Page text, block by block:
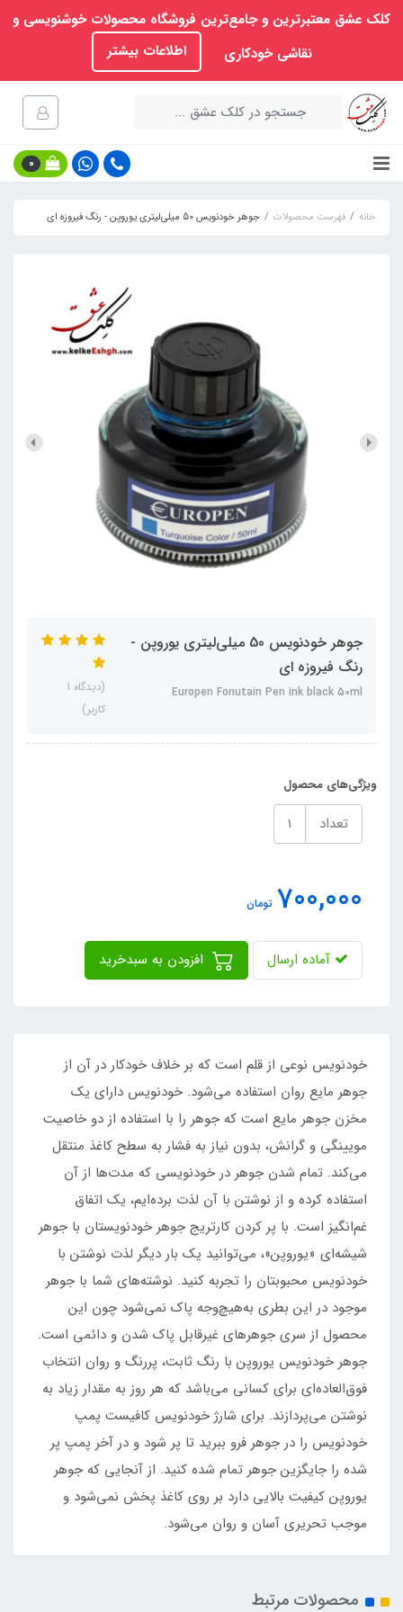
کلک عشق معتبرترین و جامع‌ترین فروشگاه محصولات خوشنویسی و
نقاشی خودکاری
اطلاعات بیشتر
0
خانه فهرست محصولات جوهر خودنویس 50 میلی‌لیتری یوروپن - رنگ فیروزه ای
جوهر خودنویس 50 میلی‌لیتری یوروپن -
رنگ فیروزه ای
Europen Fonutain Pen ink black 50ml
(دیدگاه 1
کاربر)
ویژگی‌های محصول
تعداد
700,000 تومان
آماده ارسال
خودنویس نوعی از قلم است که بر خلاف خودکار در آن از
جوهر مایع روان استفاده می‌شود. خودنویس دارای یک
مخزن جوهر مایع است که جوهر را با استفاده از دو خاصیت
مویینگی و گرانش، بدون نیاز به فشار به سطح کاغذ منتقل
می‌کند. تمام شدن جوهر در خودنویسی که مدت‌ها از آن
استفاده کرده و از نوشتن با آن لذت برده‌ایم، یک اتفاق
غم‌انگیز است. با پر کردن کارتریج جوهر خودنویستان با جوهر
شیشه‌‎ای «یوروپن»، می‌توانید یک بار دیگر لذت نوشتن با
خودنویس محبوبتان را تجربه کنید. نوشته‌های شما با جوهر
موجود در این بطری به‌هیچ‌وجه پاک نمی‌شود چون این
محصول از سری جوهرهای غیرقابل پاک شدن و دائمی است.
جوهر خودنویس یوروپن با رنگ ثابت، پررنگ و روان انتخاب
فوق‌العاده‌ای برای کسانی می‌باشد که هر روز به مقدار زیاد به
نوشتن می‌پردازند. برای شارژ خودنویس کافیست پمپ
خودنویس را در جوهر فرو ببرید تا پر شود و در آخر پمپ پر
شده را جایگزین جوهر تمام شده کنید. از آنجایی که جوهر
یوروپن کیفیت بالایی دارد بر روی کاغذ پخش نمی‌شود و
موجب تحریری آسان و روان می‌شود.
محصولات مرتبط